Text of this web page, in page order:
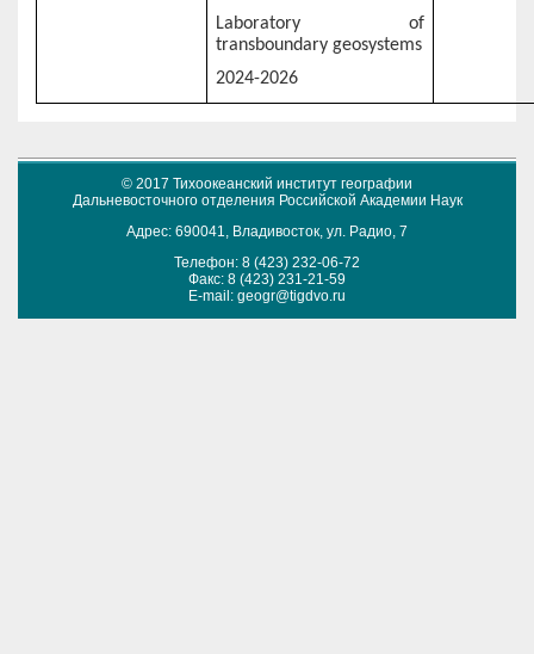
Laboratory of
transboundary geosystems
2024-2026
© 2017 Тихоокеанский институт географии
Дальневосточного отделения Российской Академии Наук
Адрес: 690041, Владивосток, ул. Радио, 7
Телефон: 8 (423) 232-06-72
Факс: 8 (423) 231-21-59
E-mail: geogr@tigdvo.ru